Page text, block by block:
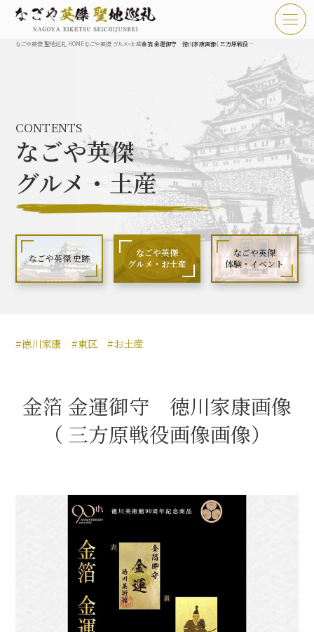
なごや英傑 聖地巡礼とは
なごや英傑 史跡 一覧
なごや英傑 グルメ・土産 一覧
なごや英傑 体験・イベント
秀長関連 史跡 一覧
名古屋＜秀長＞観光モデルコース
豊臣秀吉と名古屋の関係
秀吉グルメ・土産 一覧
なごや英傑 聖地巡礼 HOMEなごや英傑 グルメ・土産 金箔 金運御守 徳川家康画像（ 三方原戦役画像画像）
CONTENTS
なごや英傑
グルメ・土産
なごや英傑 史跡
なごや英傑
グルメ・お土産
なごや英傑
体験・イベント
#徳川家康 #東区 #お土産
金箔 金運御守 徳川家康画像
（ 三方原戦役画像画像）